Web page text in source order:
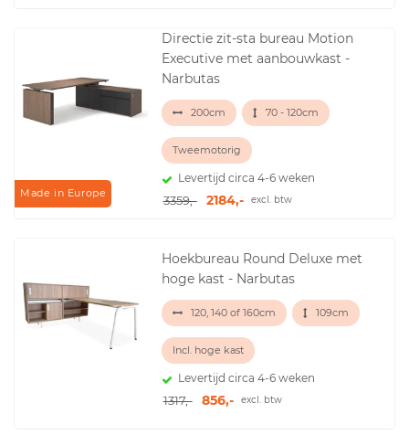
Made in Europe
Directie zit-sta bureau Motion
Executive met aanbouwkast -
Narbutas
200cm 70 - 120cm
Tweemotorig
Levertijd circa 4-6 weken
3359,- 2184,- excl. btw
Hoekbureau Round Deluxe met
hoge kast - Narbutas
120, 140 of 160cm 109cm
Incl. hoge kast
Levertijd circa 4-6 weken
1317,- 856,- excl. btw